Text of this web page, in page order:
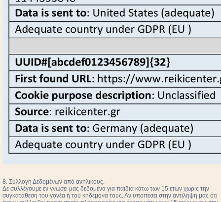
8. Συλλογή Δεδομένων από ανήλικους.
Δε συλλέγουμε εν γνώσει μας δεδομένα για παιδιά κάτω των 15 ετών χωρίς την
συγκατάθεση του γονέα ή του κηδεμόνα τους. Αν υποπέσει στην αντίληψη μας ότι